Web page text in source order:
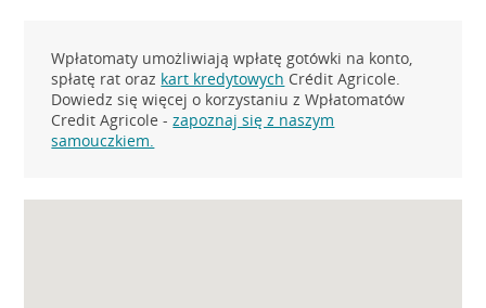
Wpłatomaty umożliwiają wpłatę gotówki na konto,
spłatę rat oraz kart kredytowych Crédit Agricole.
Dowiedz się więcej o korzystaniu z Wpłatomatów
Credit Agricole -zapoznaj się z naszym
samouczkiem.